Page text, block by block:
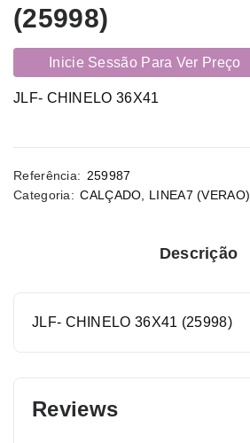
(25998)
Inicie Sessão Para Ver Preço
JLF- CHINELO 36X41
Referência: 259987
Categoria: CALÇADO LINEA7 (VERAO)
Descrição
JLF- CHINELO 36X41 (25998)
Reviews